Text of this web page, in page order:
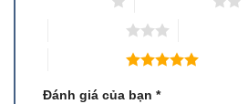
Đánh giá của bạn *